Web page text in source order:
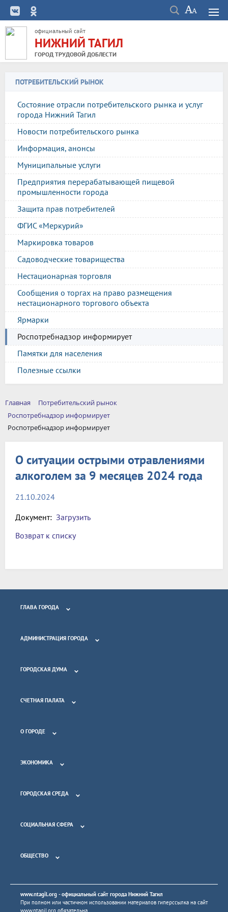
официальный сайт
НИЖНИЙ ТАГИЛ
ГОРОД ТРУДОВОЙ ДОБЛЕСТИ
ПОТРЕБИТЕЛЬСКИЙ РЫНОК
Состояние отрасли потребительского рынка и услуг
города Нижний Тагил
Новости потребительского рынка
Информация, анонсы
Муниципальные услуги
Предприятия перерабатывающей пищевой
промышленности города
Защита прав потребителей
ФГИС «Меркурий»
Маркировка товаров
Садоводческие товарищества
Нестационарная торговля
Сообщения о торгах на право размещения
нестационарного торгового объекта
Ярмарки
Роспотребнадзор информирует
Памятки для населения
Полезные ссылки
Главная
Потребительский рынок
Роспотребнадзор информирует
Роспотребнадзор информирует
О ситуации острыми отравлениями
алкоголем за 9 месяцев 2024 года
21.10.2024
Документ: Загрузить
Возврат к списку
ГЛАВА ГОРОДА
АДМИНИСТРАЦИЯ ГОРОДА
ГОРОДСКАЯ ДУМА
СЧЕТНАЯ ПАЛАТА
О ГОРОДЕ
ЭКОНОМИКА
ГОРОДСКАЯ СРЕДА
СОЦИАЛЬНАЯ СФЕРА
ОБЩЕСТВО
www.ntagil.org - официальный сайт города Нижний Тагил
При полном или частичном использовании материалов гиперссылка на сайт
www.ntagil.org обязательна.